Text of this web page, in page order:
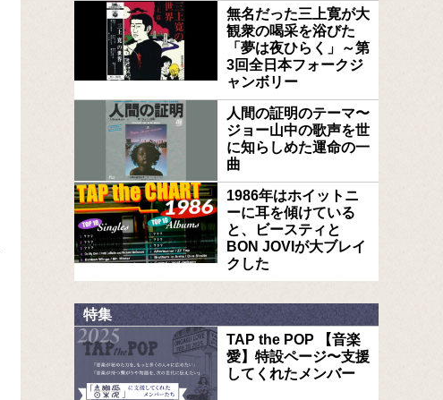
無名だった三上寛が大
観衆の喝采を浴びた
「夢は夜ひらく」～第
3回全日本フォークジ
ャンボリー
人間の証明のテーマ〜
ジョー山中の歌声を世
に知らしめた運命の一
曲
1986年はホイットニ
ーに耳を傾けている
と、ビースティと
BON JOVIが大ブレイ
クした
特集
TAP the POP 【音楽
愛】特設ページ〜支援
してくれたメンバー